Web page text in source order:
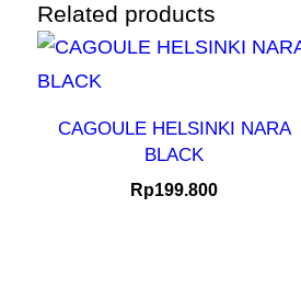
Related products
CAGOULE HELSINKI NARA
BLACK
Rp199.800